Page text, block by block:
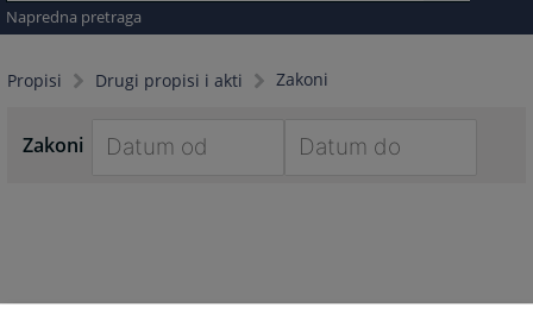
Napredna pretraga
Propisi Drugi propisi i akti Zakoni
Zakoni